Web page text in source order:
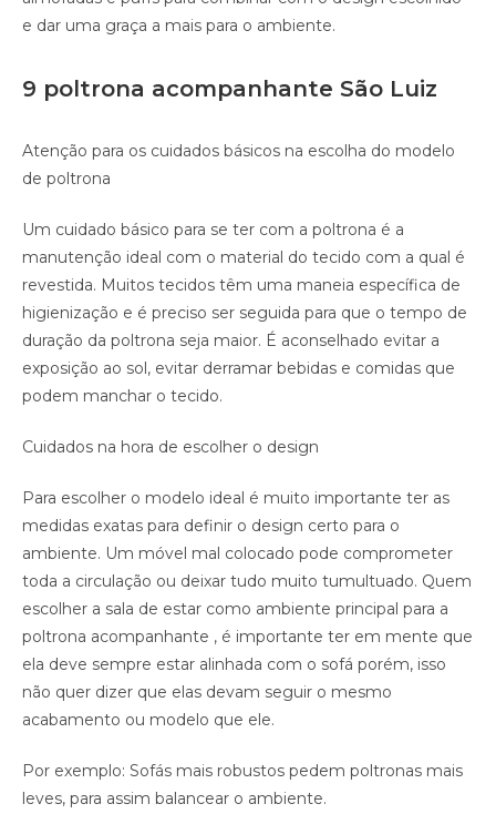
e dar uma graça a mais para o ambiente.
9 poltrona acompanhante São Luiz
Atenção para os cuidados básicos na escolha do modelo
de poltrona
Um cuidado básico para se ter com a poltrona é a
manutenção ideal com o material do tecido com a qual é
revestida. Muitos tecidos têm uma maneia específica de
higienização e é preciso ser seguida para que o tempo de
duração da poltrona seja maior. É aconselhado evitar a
exposição ao sol, evitar derramar bebidas e comidas que
podem manchar o tecido.
Cuidados na hora de escolher o design
Para escolher o modelo ideal é muito importante ter as
medidas exatas para definir o design certo para o
ambiente. Um móvel mal colocado pode comprometer
toda a circulação ou deixar tudo muito tumultuado. Quem
escolher a sala de estar como ambiente principal para a
poltrona acompanhante , é importante ter em mente que
ela deve sempre estar alinhada com o sofá porém, isso
não quer dizer que elas devam seguir o mesmo
acabamento ou modelo que ele.
Por exemplo: Sofás mais robustos pedem poltronas mais
leves, para assim balancear o ambiente.